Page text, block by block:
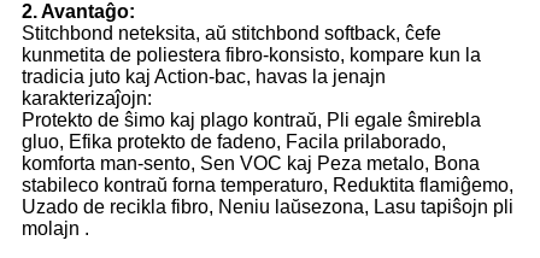
2. Avantaĝo:
Stitchbond neteksita, aŭ stitchbond softback, ĉefe
kunmetita de poliestera fibro-konsisto, kompare kun la
tradicia juto kaj Action-bac, havas la jenajn
karakterizaĵojn:
Protekto de ŝimo kaj plago kontraŭ, Pli egale ŝmirebla
gluo, Efika protekto de fadeno, Facila prilaborado,
komforta man-sento, Sen VOC kaj Peza metalo, Bona
stabileco kontraŭ forna temperaturo, Reduktita flamiĝemo,
Uzado de recikla fibro, Neniu laŭsezona, Lasu tapiŝojn pli
molajn .